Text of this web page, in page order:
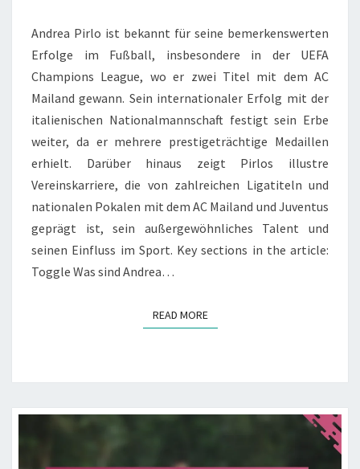
Andrea Pirlo ist bekannt für seine bemerkenswerten
Erfolge im Fußball, insbesondere in der UEFA
Champions League, wo er zwei Titel mit dem AC
Mailand gewann. Sein internationaler Erfolg mit der
italienischen Nationalmannschaft festigt sein Erbe
weiter, da er mehrere prestigeträchtige Medaillen
erhielt. Darüber hinaus zeigt Pirlos illustre
Vereinskarriere, die von zahlreichen Ligatiteln und
nationalen Pokalen mit dem AC Mailand und Juventus
geprägt ist, sein außergewöhnliches Talent und
seinen Einfluss im Sport. Key sections in the article:
Toggle Was sind Andrea…
READ MOREREAD MORE